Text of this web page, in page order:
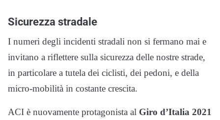
Sicurezza stradale
I numeri degli incidenti stradali non si fermano mai e
invitano a riflettere sulla sicurezza delle nostre strade,
in particolare a tutela dei ciclisti, dei pedoni, e della
micro-mobilità in costante crescita.
ACI è nuovamente protagonista al Giro d’Italia 2021